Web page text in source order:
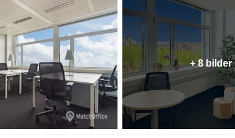
+ 8 bilder